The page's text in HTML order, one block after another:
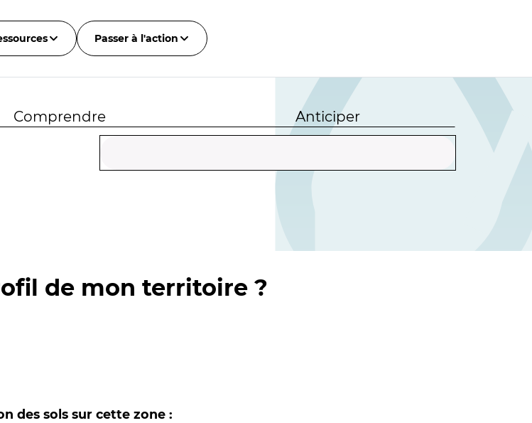
Passer à l'action
Comprendre Anticiper
de mon territoire ?
des sols sur cette zone :